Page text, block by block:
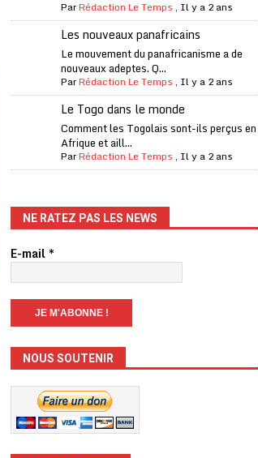
ans
A LA UNE
Coupes du monde
ParRédaction Le Temps , Il y a 2 ans
Les nouveaux panafricains
Le mouvement du panafricanisme a de
nouveaux adeptes. Q...
ParRédaction Le Temps , Il y a 2 ans
Le Togo dans le monde
Comment les Togolais sont-ils perçus en
Afrique et aill...
ParRédaction Le Temps , Il y a 2 ans
NE RATEZ PAS LES NEWS
E-mail*
NOUS SOUTENIR